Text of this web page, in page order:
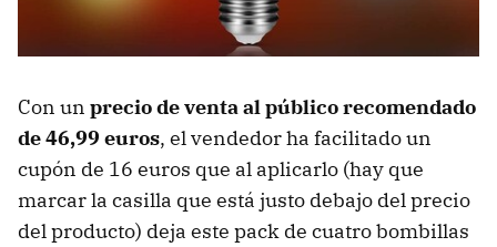
Con un precio de venta al público recomendado
de 46,99 euros, el vendedor ha facilitado un
cupón de 16 euros que al aplicarlo (hay que
marcar la casilla que está justo debajo del precio
del producto) deja este pack de cuatro bombillas